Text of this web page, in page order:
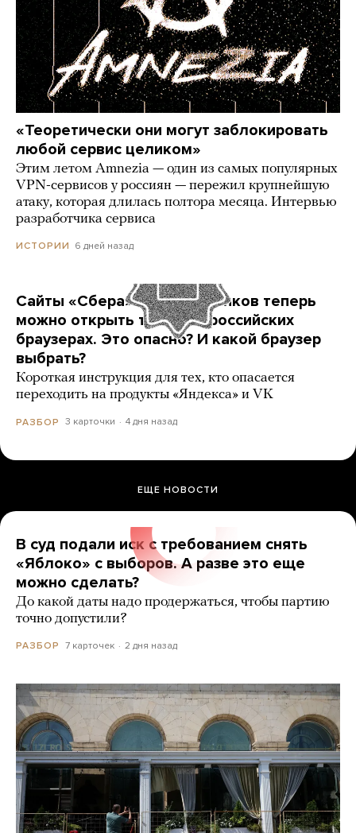
«Теоретически они могут заблокировать
любой сервис целиком»
Этим летом Amnezia — один из самых популярных
VPN-сервисов у россиян — пережил крупнейшую
атаку, которая длилась полтора месяца. Интервью
разработчика сервиса
ИСТОРИИ 6 дней назад
Сайты «Сбера» и других банков теперь
можно открыть только в российских
браузерах. Это опасно? И какой браузер
выбрать?
Короткая инструкция для тех, кто опасается
переходить на продукты «Яндекса» и VK
РАЗБОР 3 карточки 4 дня назад
ЕЩЕ НОВОСТИ
В суд подали иск с требованием снять
«Яблоко» с выборов. А разве это еще
можно сделать?
До какой даты надо продержаться, чтобы партию
точно допустили?
РАЗБОР 7 карточек 2 дня назад